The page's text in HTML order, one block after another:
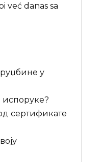
već danas sa
у
испоруке?
сертификате